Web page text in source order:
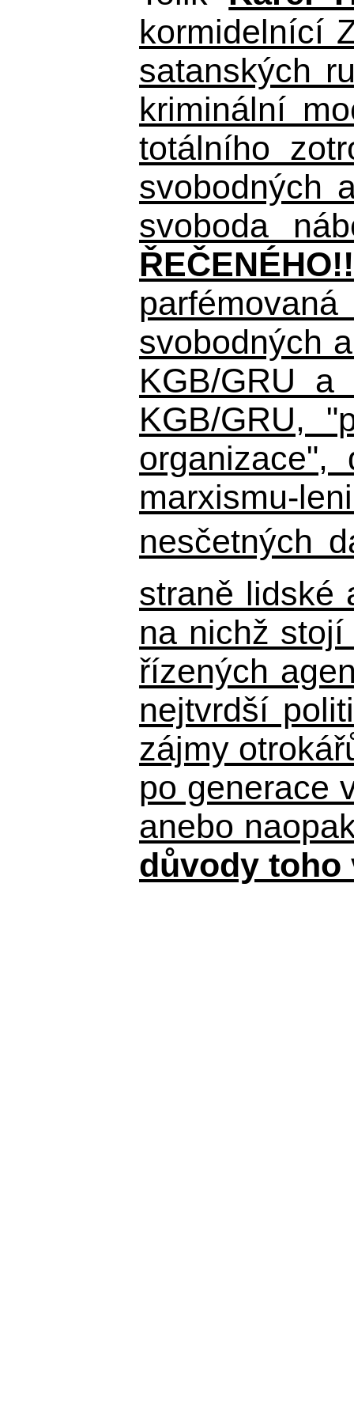
kormidelnící
satanských
kriminální
totálního
svobodných
svoboda
svobodných
KGB/GRU
KGB/GRU,
organizace",
marxismu-
nesčetných
straně lidské
na nichž
řízených
nejtvrdší
zájmy
po generace
anebo
důvody toho